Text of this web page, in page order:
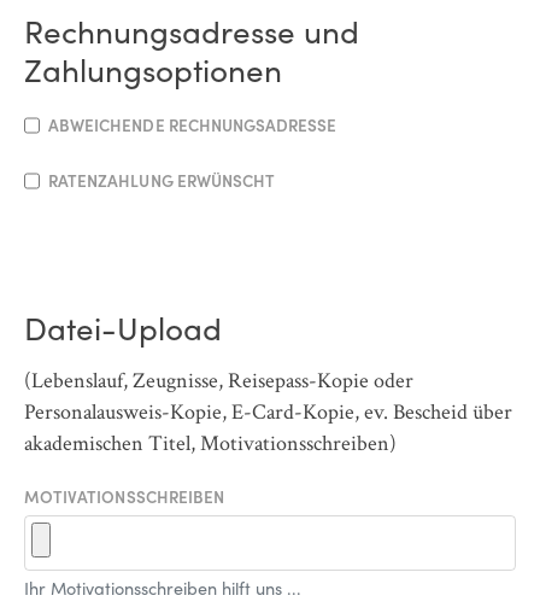
Rechnungsadresse und
Zahlungsoptionen
ABWEICHENDE RECHNUNGSADRESSE
RATENZAHLUNG ERWÜNSCHT
Datei-Upload
(Lebenslauf, Zeugnisse, Reisepass-Kopie oder
Personalausweis-Kopie, E-Card-Kopie, ev. Bescheid über
akademischen Titel, Motivationsschreiben)
MOTIVATIONSSCHREIBEN
Ihr Motivationsschreiben hilft uns ...